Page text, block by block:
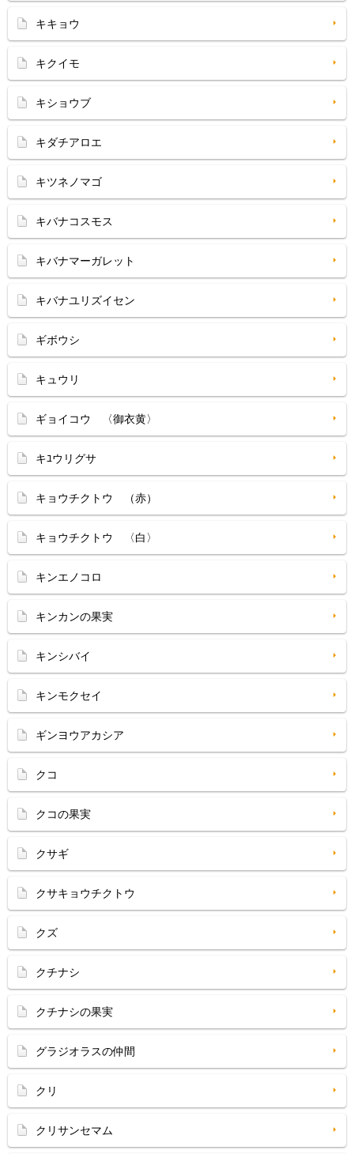
キキョウ
キクイモ
キショウブ
キダチアロエ
キツネノマゴ
キバナコスモス
キバナマーガレット
キバナユリズイセン
ギボウシ
キュウリ
ギョイコウ 〈御衣黄〉
キﾕウリグサ
キョウチクトウ （赤）
キョウチクトウ 〈白〉
キンエノコロ
キンカンの果実
キンシバイ
キンモクセイ
ギンヨウアカシア
クコ
クコの果実
クサギ
クサキョウチクトウ
クズ
クチナシ
クチナシの果実
グラジオラスの仲間
クリ
クリサンセマム